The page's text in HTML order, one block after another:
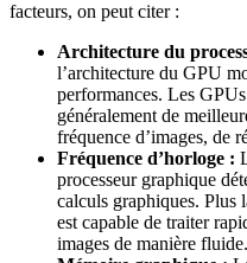
facteurs, on peut citer :
Architecture du
l’architecture du GPU
performances. Les
généralement de
fréquence d’images, de
Fréquence d’horloge :
processeur graphique
calculs graphiques. Plus
est capable de traiter
images de manière fluide.